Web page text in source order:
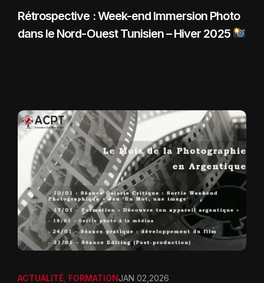
Rétrospective : Week-end Immersion Photo
dans le Nord-Ouest Tunisien – Hiver 2025
ACTUALITÉ FORMATIONJAN 02,2026